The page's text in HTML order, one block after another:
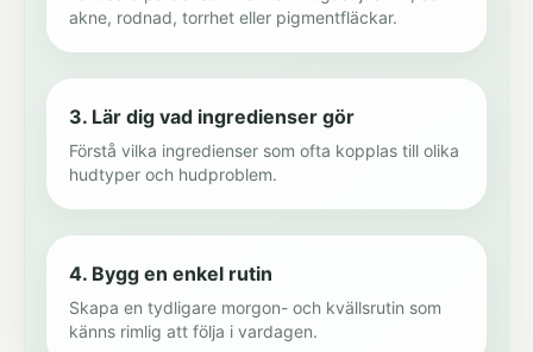
akne, rodnad, torrhet eller pigmentfläckar.
3. Lär dig vad ingredienser gör
Förstå vilka ingredienser som ofta kopplas till olika
hudtyper och hudproblem.
4. Bygg en enkel rutin
Skapa en tydligare morgon- och kvällsrutin som
känns rimlig att följa i vardagen.